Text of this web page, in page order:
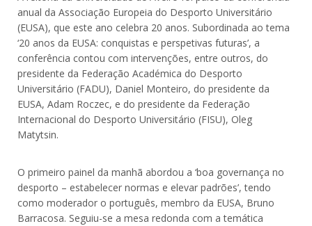
anual da Associação Europeia do Desporto Universitário
(EUSA), que este ano celebra 20 anos. Subordinada ao tema
‘20 anos da EUSA: conquistas e perspetivas futuras’, a
conferência contou com intervenções, entre outros, do
presidente da Federação Académica do Desporto
Universitário (FADU), Daniel Monteiro, do presidente da
EUSA, Adam Roczec, e do presidente da Federação
Internacional do Desporto Universitário (FISU), Oleg
Matytsin.
O primeiro painel da manhã abordou a ‘boa governança no
desporto – estabelecer normas e elevar padrões’, tendo
como moderador o português, membro da EUSA, Bruno
Barracosa. Seguiu-se a mesa redonda com a temática